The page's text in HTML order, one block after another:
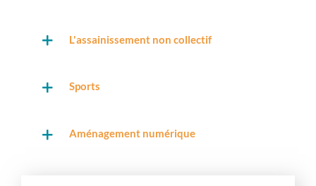
L'assainissement non collectif
Sports
Aménagement numérique